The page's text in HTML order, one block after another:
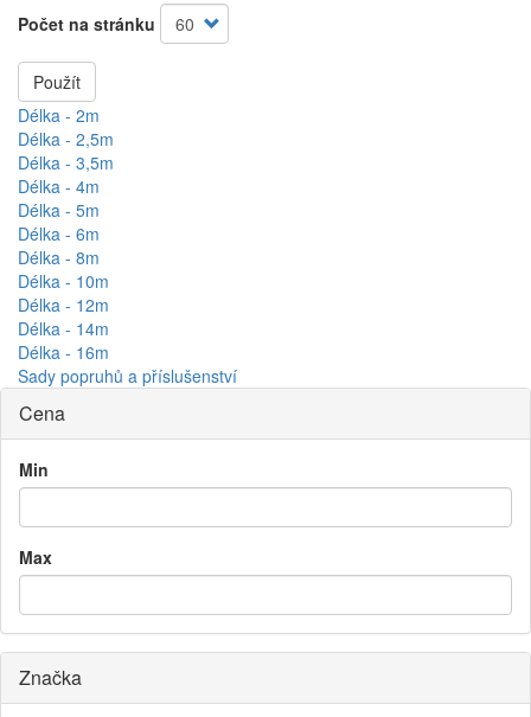
Počet na stránku
Použít
Délka - 2m
Délka - 2,5m
Délka - 3,5m
Délka - 4m
Délka - 5m
Délka - 6m
Délka - 8m
Délka - 10m
Délka - 12m
Délka - 14m
Délka - 16m
Sady popruhů a příslušenství
Cena
Min
Max
Značka